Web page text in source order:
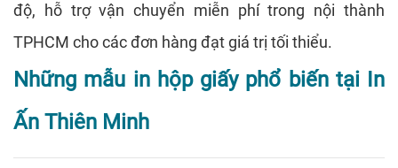
độ, hỗ trợ vận chuyển miễn phí trong nội thành
TPHCM cho các đơn hàng đạt giá trị tối thiểu.
Những mẫu in hộp giấy phổ biến tại In
Ấn Thiên Minh